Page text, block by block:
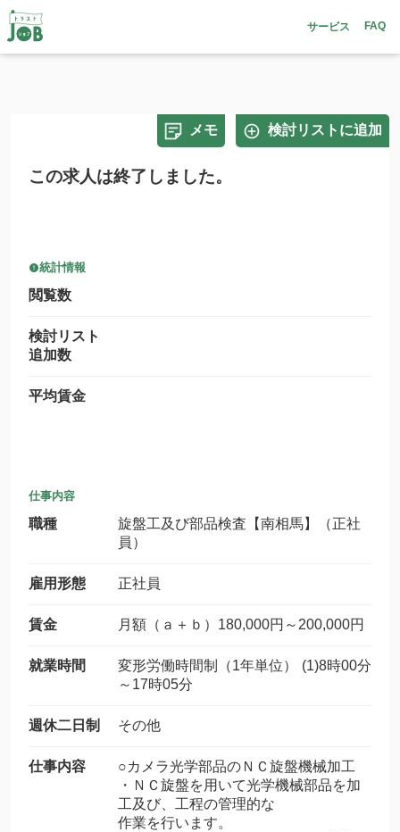
サービス FAQ
メモ 検討リストに追加
この求人は終了しました。
統計情報
閲覧数
検討リスト
追加数
平均賃金
仕事内容
職種
旋盤工及び部品検査【南相馬】（正社
員）
雇用形態 正社員
賃金 月額（ａ＋ｂ）180,000円～200,000円
就業時間
変形労働時間制（1年単位） (1)8時00分
～17時05分
週休二日制 その他
仕事内容
○カメラ光学部品のＮＣ旋盤機械加工
・ＮＣ旋盤を用いて光学機械部品を加
工及び、工程の管理的な
作業を行います。